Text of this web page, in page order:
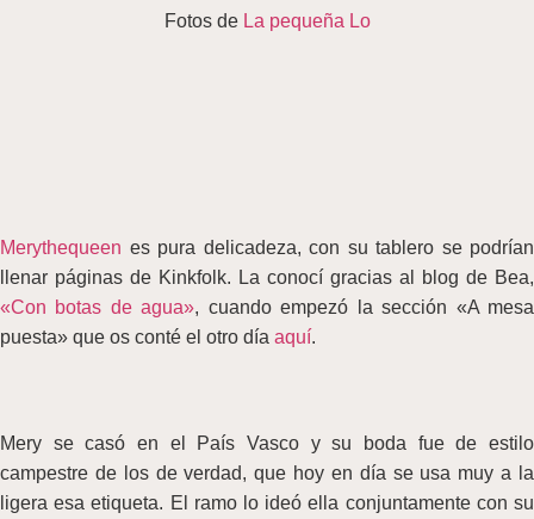
Fotos de La pequeña Lo
Merythequeen es pura delicadeza, con su tablero se podrían
llenar páginas de Kinkfolk. La conocí gracias al blog de Bea,
«Con botas de agua», cuando empezó la sección «A mesa
puesta» que os conté el otro día aquí.
Mery se casó en el País Vasco y su boda fue de estilo
campestre de los de verdad, que hoy en día se usa muy a la
ligera esa etiqueta. El ramo lo ideó ella conjuntamente con su